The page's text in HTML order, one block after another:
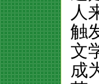
人
触
文
成